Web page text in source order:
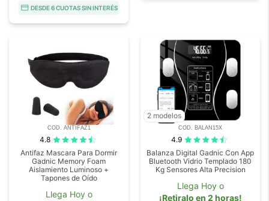
DESDE 6 CUOTAS SIN INTERÉS
COD. ANTIFAZ1
4.8
Antifaz Mascara Para Dormir
Gadnic Memory Foam
Aislamiento Luminoso +
Tapones de Oído
Llega Hoy o
2 modelos
COD. BALAN15X
4.9
Balanza Digital Gadnic Con App
Bluetooth Vidrio Templado 180
Kg Sensores Alta Precision
Llega Hoy o
¡Retiralo en 2 horas!